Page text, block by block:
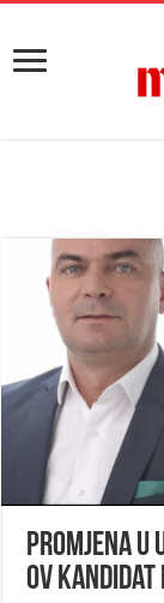
Promjena u
ov kandidat